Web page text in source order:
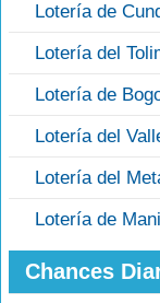
Lotería de
Lotería del
Lotería de
Lotería del
Lotería del
Lotería de
Chances